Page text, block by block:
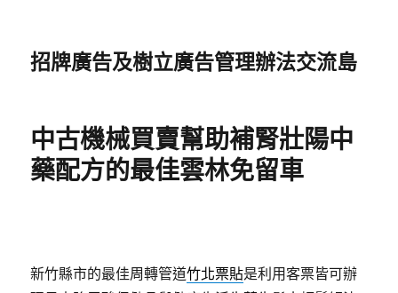
招牌廣告及樹立廣告管理辦法交流島
中古機械買賣幫助補腎壯陽中
藥配方的最佳雲林免留車
新竹縣市的最佳周轉管道竹北票貼是利用客票皆可辦